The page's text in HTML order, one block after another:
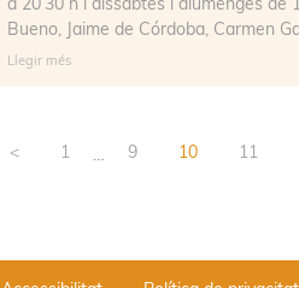
a 20’30 h i dissabtes i diumenges de
Bueno, Jaime de Córdoba, Carmen
Llegir més
< 1 … 9 10 11